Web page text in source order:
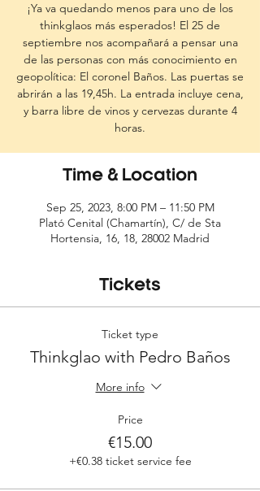
¡Ya va quedando menos para uno de los
thinkglaos más esperados! El 25 de
septiembre nos acompañará a pensar una
de las personas con más conocimiento en
geopolítica: El coronel Baños. Las puertas se
abrirán a las 19,45h. La entrada incluye cena,
y barra libre de vinos y cervezas durante 4
horas.
Time & Location
Sep 25, 2023, 8:00 PM – 11:50 PM
Plató Cenital (Chamartín), C/ de Sta
Hortensia, 16, 18, 28002 Madrid
Tickets
Ticket type
Thinkglao with Pedro Baños
More info
Price
€15.00
+€0.38 ticket service fee